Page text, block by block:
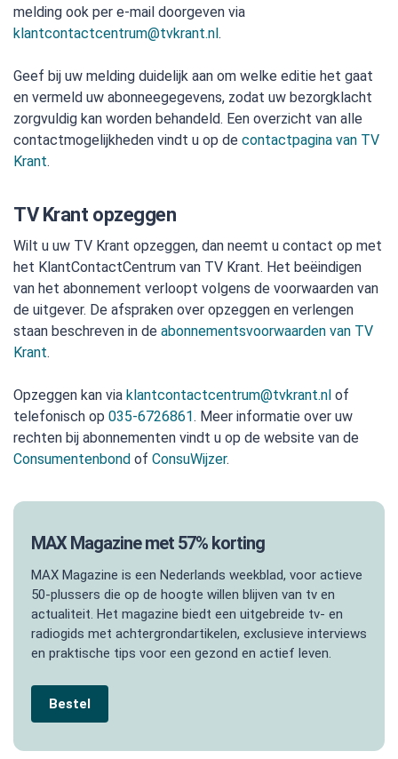
melding ook per e-mail doorgeven via
klantcontactcentrum@tvkrant.nl.
Geef bij uw melding duidelijk aan om welke editie het gaat
en vermeld uw abonneegegevens, zodat uw bezorgklacht
zorgvuldig kan worden behandeld. Een overzicht van alle
contactmogelijkheden vindt u op de contactpagina van TV
Krant.
TV Krant opzeggen
Wilt u uw TV Krant opzeggen, dan neemt u contact op met
het KlantContactCentrum van TV Krant. Het beëindigen
van het abonnement verloopt volgens de voorwaarden van
de uitgever. De afspraken over opzeggen en verlengen
staan beschreven in de abonnementsvoorwaarden van TV
Krant.
Opzeggen kan via klantcontactcentrum@tvkrant.nl of
telefonisch op 035-6726861. Meer informatie over uw
rechten bij abonnementen vindt u op de website van de
Consumentenbond of ConsuWijzer.
MAX Magazine met 57% korting
MAX Magazine is een Nederlands weekblad, voor actieve
50-plussers die op de hoogte willen blijven van tv en
actualiteit. Het magazine biedt een uitgebreide tv- en
radiogids met achtergrondartikelen, exclusieve interviews
en praktische tips voor een gezond en actief leven.
Bestel